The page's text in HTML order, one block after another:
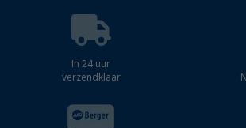
In 24 uur
verzendklaar